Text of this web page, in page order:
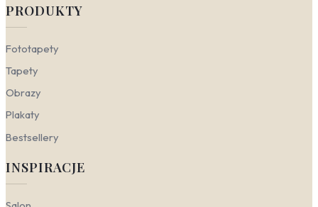
PRODUKTY
Fototapety
Tapety
Obrazy
Plakaty
Bestsellery
INSPIRACJE